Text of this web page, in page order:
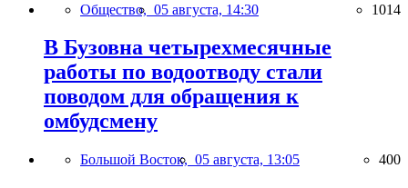
Общество, 05 августа, 14:30 1014
В Бузовна четырехмесячные
работы по водоотводу стали
поводом для обращения к
омбудсмену
Большой Восток, 05 августа, 13:05 400